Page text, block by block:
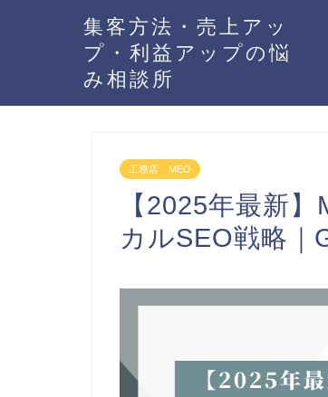
集客方法・売上アッ
プ・利益アップの悩
み相談所
工務店 MEO
【2025年最新
カルSEO戦略｜